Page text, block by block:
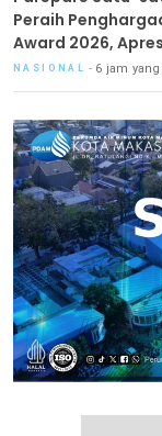
Peraih
Award 2026,
NASIONAL 6 jam